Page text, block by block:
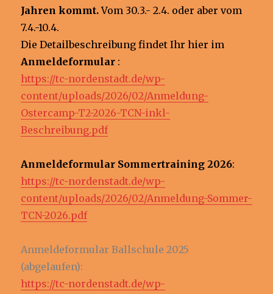
Jahren kommt.Vom 30.3.- 2.4. oder aber vom
7.4.-10.4.
Die Detailbeschreibung findet Ihr hier im
Anmeldeformular :
https://tc-nordenstadt.de/wp-
content/uploads/2026/02/Anmeldung-
Ostercamp-T2-2026-TCN-inkl-
Beschreibung.pdf
Anmeldeformular Sommertraining 2026:
https://tc-nordenstadt.de/wp-
content/uploads/2026/02/Anmeldung-Sommer-
TCN-2026.pdf
Anmeldeformular Ballschule 2025
(abgelaufen):
https://tc-nordenstadt.de/wp-